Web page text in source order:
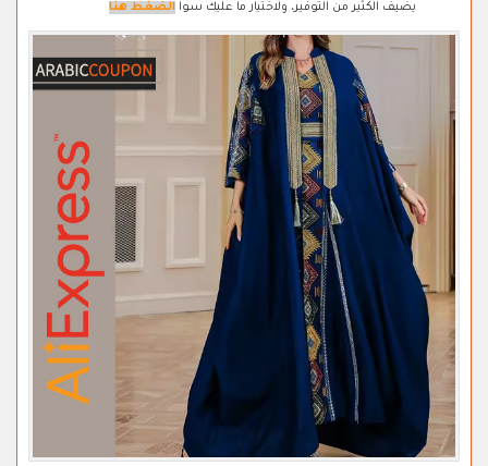
يضيف الكثير من التوفير، ولاختيار ما عليك سوا الضغط هنا